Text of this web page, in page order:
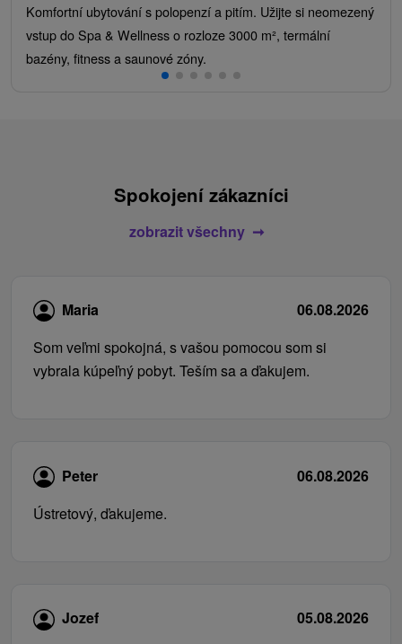
Komfortní ubytování s polopenzí a pitím. Užijte si neomezený
vstup do Spa & Wellness o rozloze 3000 m², termální
bazény, fitness a saunové zóny.
Spokojení zákazníci
zobrazit všechny
Maria
06.08.2026
Som veľmi spokojná, s vašou pomocou som si
vybrala kúpeľný pobyt. Teším sa a ďakujem.
Peter
06.08.2026
Ústretový, ďakujeme.
Jozef
05.08.2026